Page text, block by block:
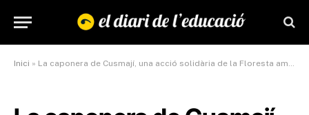
Inici » La caponera de Cusmají, una acció solidària de la Floresta amb Nicaragua